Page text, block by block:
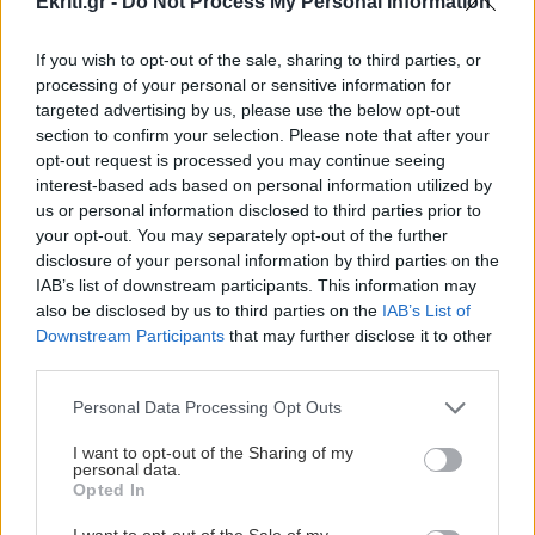
If you wish to opt-out of the sale, sharing to third parties, or
processing of your personal or sensitive information for
targeted advertising by us, please use the below opt-out
section to confirm your selection. Please note that after your
opt-out request is processed you may continue seeing
interest-based ads based on personal information utilized by
us or personal information disclosed to third parties prior to
your opt-out. You may separately opt-out of the further
disclosure of your personal information by third parties on the
IAB’s list of downstream participants. This information may
also be disclosed by us to third parties on the IAB’s List of
Downstream Participants that may further disclose it to other
Personal Data Processing Opt Outs
I want to opt-out of the Sharing of my
personal data.
Opted In
Βαλτική Θάλασσα από τη Σουηδία έως την
10:30
ΚΡΗΤΗ
Στο Καστέλλι οι υπογραφές για τον εξοπλισμό
αεροναυτιλίας του νέου αεροδρομίου
10:29
ΚΡΗΤΗ
Κρήτη: Αναχωρούν εκατοντάδες μετανάστες
και την ίδια στιγμή καταφτάνουν άλλοι...
Υγειονομική θωράκιση για την Κασταμονίτσα
με δωρεά απινιδωτή και σεμινάριο πρώτων
βοηθειών!
Όλες οι ειδήσεις
ΠΕΡΙΣΣΟΤΕΡΑ